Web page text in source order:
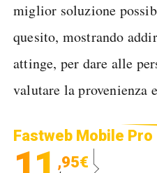
miglior soluzione
quesito, mostrando
attinge, per dare alle
valutare la provenienza
Fastweb Mobile Pro
,95€